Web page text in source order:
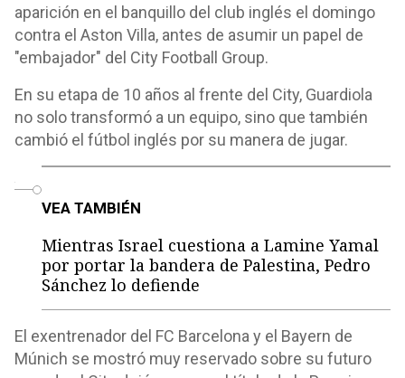
aparición en el banquillo del club inglés el domingo
contra el Aston Villa, antes de asumir un papel de
"embajador" del City Football Group.
En su etapa de 10 años al frente del City, Guardiola
no solo transformó a un equipo, sino que también
cambió el fútbol inglés por su manera de jugar.
VEA TAMBIÉN
Mientras Israel cuestiona a Lamine Yamal
por portar la bandera de Palestina, Pedro
Sánchez lo defiende
El exentrenador del FC Barcelona y el Bayern de
Múnich se mostró muy reservado sobre su futuro